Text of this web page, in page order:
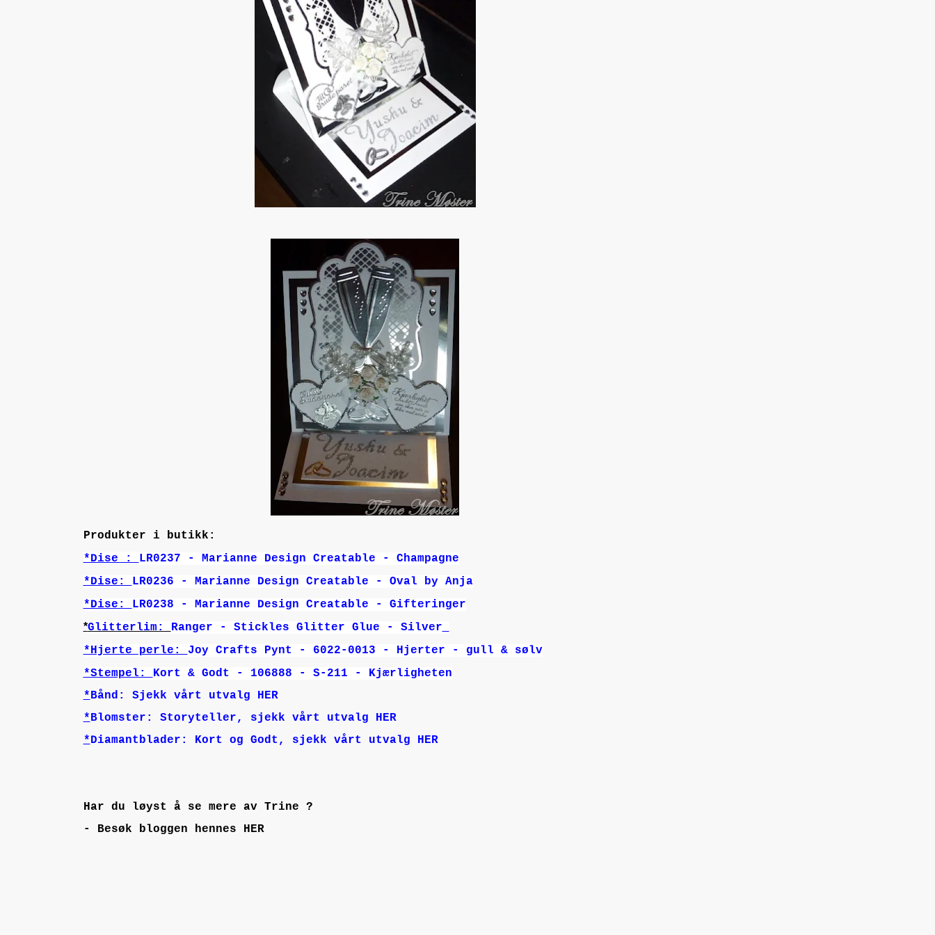
Produkter i butikk:
*Dise : LR0237 - Marianne Design Creatable - Champagne
*Dise: LR0236 - Marianne Design Creatable - Oval by Anja
*Dise: LR0238 - Marianne Design Creatable - Gifteringer
*Glitterlim: Ranger - Stickles Glitter Glue - Silver
*Hjerte perle: Joy Crafts Pynt - 6022-0013 - Hjerter - gull & sølv
*Stempel: Kort & Godt - 106888 - S-211 - Kjærligheten
*Bånd: Sjekk vårt utvalg HER
*Blomster: Storyteller, sjekk vårt utvalg HER
*Diamantblader: Kort og Godt, sjekk vårt utvalg HER
Har du løyst å se mere av Trine ?
- Besøk bloggen hennes HER